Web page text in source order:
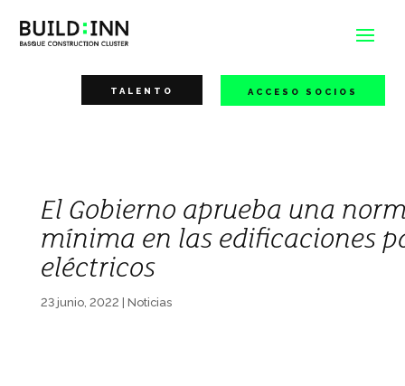
TALENTO ACCESO SOCIOS
El Gobierno aprueba una
mínima en las edificaciones
eléctricos
23 junio, 2022 Noticias